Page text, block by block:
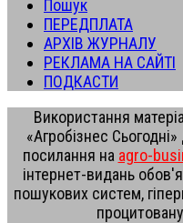
Пошук
ПЕРЕДПЛАТА
АРХІВ ЖУРНАЛУ
РЕКЛАМА НА САЙТІ
ПОДКАСТИ
Використання
«Агробізнес
посилання на agro-
інтернет-видань
пошукових систем,